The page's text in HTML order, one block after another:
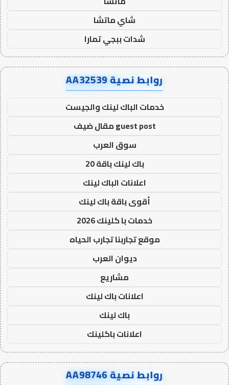
شاي ماتشا
شدات ببجي تمارا
روابط نصية AA32539
خدمات الباك لينك والجيست
guest post مقال ضيف
سوق العرب
باك لينك باقة 20
اعلانات الباك لينك
أقوى باقة باك لينك
خدمات با كلينك 2026
موقع تجاربنا تجارب الحياه
ديوان العرب
مشاريع
اعلانات باك لينك
باك لينك
اعلانات باكلينك
روابط نصية AA98746